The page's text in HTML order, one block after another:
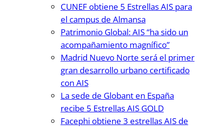
CUNEF obtiene 5 Estrellas AIS para
el campus de Almansa
Patrimonio Global: AIS “ha sido un
acompañamiento magnífico”
Madrid Nuevo Norte será el primer
gran desarrollo urbano certificado
con AIS
La sede de Globant en España
recibe 5 Estrellas AIS GOLD
Facephi obtiene 3 estrellas AIS de